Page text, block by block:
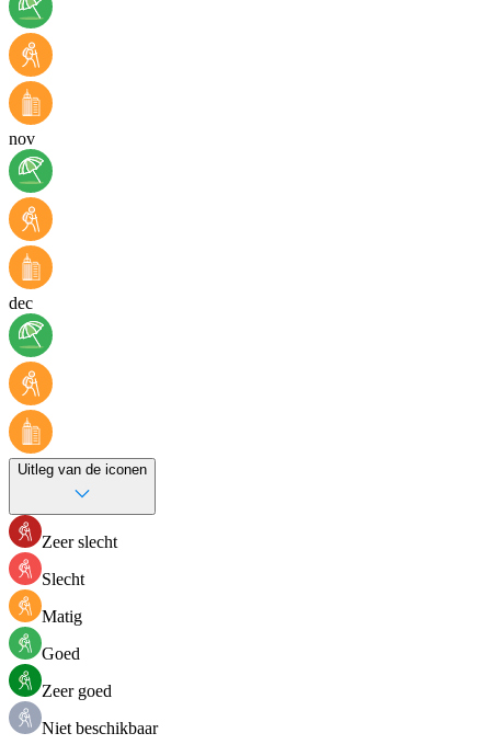
nov
dec
Uitleg van de iconen
Zeer slecht
Slecht
Matig
Goed
Zeer goed
Niet beschikbaar